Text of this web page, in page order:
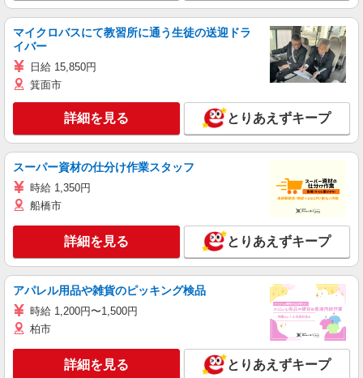
マイクロバスにて教習所に通う生徒の送迎ドラ
イバー
日給 15,850円
箕面市
詳細を見る とりあえずキープ
スーパー資材の仕分け作業スタッフ
時給 1,350円
船橋市
詳細を見る とりあえずキープ
アパレル用品や雑貨のピッキング検品
時給 1,200円〜1,500円
柏市
詳細を見る とりあえずキープ